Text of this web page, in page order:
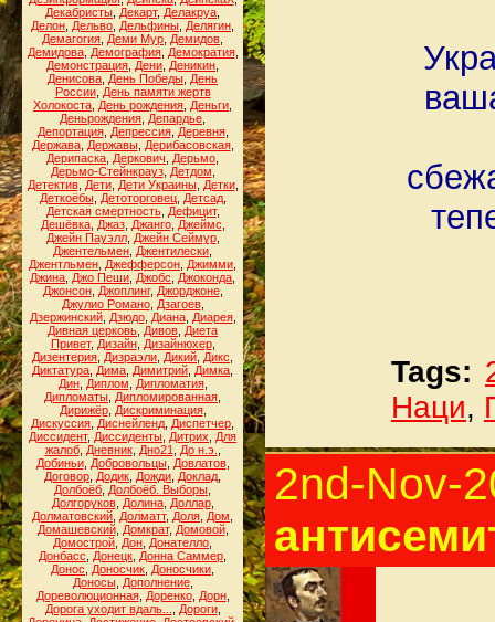
Декабристы Декарт, Делакруа
Делон Дельво Дельфины Делягин
Демагогия Деми Мур Демидов
Демидова, Демография, Демократия,
Демонстрация Дени Деникин
Денисова День Победы День
России, День памяти жертв
Холокоста День рождения Деньги
Деньрождения Депардье
Депортация, Депрессия, Деревня,
Держава, Державы, Дерибасовская,
Дерипаска Деркович Дерьмо
Дерьмо-Стейнкрауз, Детдом
Детектив, Дети, Дети Украины, Детки,
Деткоёбы, Детоторговец, Детсад,
Детская смертность, Дефицит,
Дешёвка, Джаз, Джанго, Джеймс
Джейн Пауэлл, Джейн Сеймур,
Джентельмен Джентилески
Джентльмен Джефферсон Джимми
Джина Джо Пеши Джобс Джоконда
Джонсон, Джоплинг, Джорджоне,
Джулио Романо, Дзагоев,
Дзержинский, Дзюдо, Диана, Диарея,
Дивная церковь Дивов Диета
Привет, Дизайн, Дизайнюхер,
Дизентерия Дизраэли Дикий Дикс
Диктатура Дима Димитрий Димка
Дин, Диплом Дипломатия,
Дипломаты Дипломированная
Дирижёр, Дискриминация,
Дискуссия Диснейленд Диспетчер
Диссидент, Диссиденты Дитрих
Для
жалоб, Дневник, Дно21 До н.э.
Добиньи, Добровольцы, Довлатов,
Договор Додик Дожди Доклад
Долбоёб Долбоёб. Выборы
Долгоруков, Долина, Доллар,
Долматовский Долматт, Доля Дом
Домашевский, Домкрат, Домовой,
Домострой Дон Донателло
Донбасс
Донецк Донна Саммер
Донос
Доносчик Доносчики
Доносы, Дополнение,
Дореволюционная, Доренко, Дорн,
Дорога уходит вдаль...
Дороги,
Tags:
Наци,
2nd-Nov-